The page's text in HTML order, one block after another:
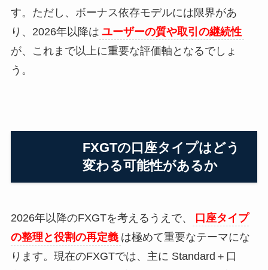
す。ただし、ボーナス依存モデルには限界があ
り、2026年以降は ユーザーの質や取引の継続性
が、これまで以上に重要な評価軸となるでしょ
う。
FXGTの口座タイプはどう
変わる可能性があるか
2026年以降のFXGTを考えるうえで、
口座タイプ
の整理と役割の再定義 は極めて重要なテーマにな
ります。現在のFXGTでは、主に Standard＋口